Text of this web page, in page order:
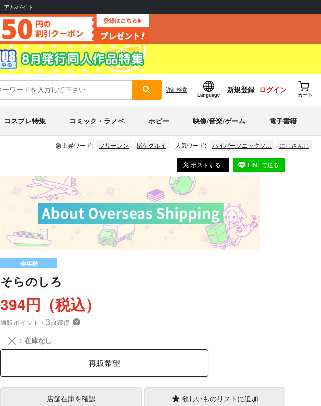
アルバイト
詳細検索
Language
新規登録 ログイン
カート
コスプレ特集 コミック・ラノベ ホビー 映像/音楽/ゲーム 電子書籍
急上昇ワード: フリーレン 賭ケグルイ 人気ワード: ハイパーソニックソ… にじさんじ
ポストする LINEで送る
全年齢
そらのしろ
394円（税込）
通販ポイント： 3pt獲得 ？
╳ ：在庫なし
再販希望
店舗在庫を確認 欲しいものリストに追加